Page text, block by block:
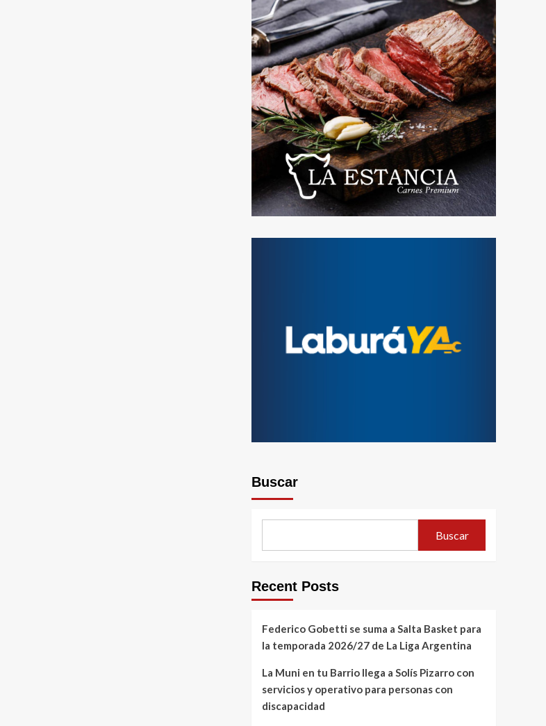
Buscar
Buscar
Recent Posts
Federico Gobetti se suma a Salta Basket para
la temporada 2026/27 de La Liga Argentina
La Muni en tu Barrio llega a Solís Pizarro con
servicios y operativo para personas con
discapacidad